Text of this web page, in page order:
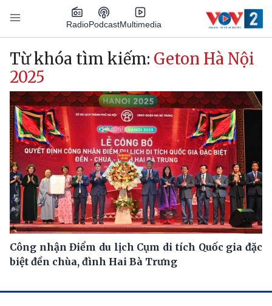
Nhảy đến nội dung
RadioPodcastMultimedia
Main navigation
Từ khóa tìm kiếm: Geton Hà Nội
2025
Công nhận Điểm du lịch Cụm di tích Quốc gia đặc
biệt đền chùa, đình Hai Bà Trưng